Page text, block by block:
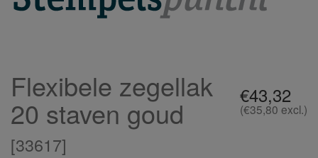
€43,32
(€35,80 excl.)
Flexibele zegellak
20 staven goud
[33617]